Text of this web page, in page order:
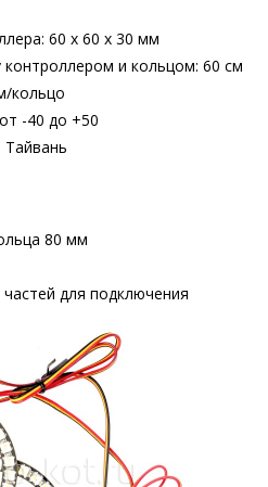
60 x 60 x 30 мм
и кольцом: 60 см
кольцо
-40 до +50
Тайвань
80 мм
для подключения